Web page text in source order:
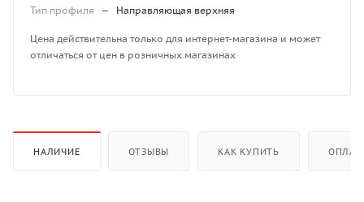
Тип профиля
— Направляющая верхняя
Цена действительна только для интернет-магазина и может
отличаться от цен в розничных магазинах
НАЛИЧИЕ ОТЗЫВЫ КАК КУПИТЬ